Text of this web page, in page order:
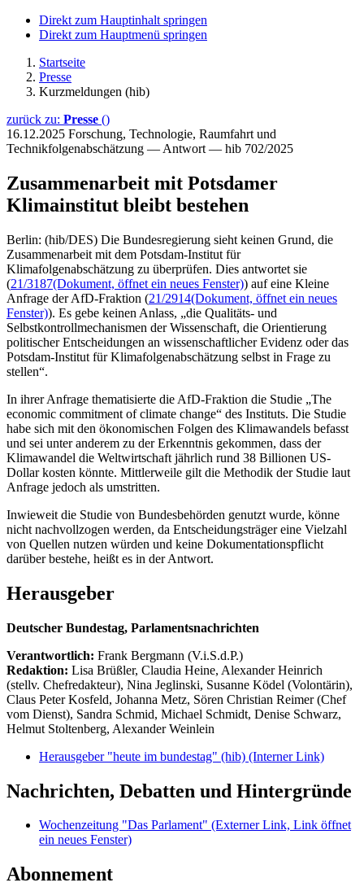
Direkt zum Hauptinhalt springen
Direkt zum Hauptmenü springen
Startseite
Presse
Kurzmeldungen (hib)
zurück zu: Presse ()
16.12.2025 Forschung, Technologie, Raumfahrt und
Technikfolgenabschätzung — Antwort — hib 702/2025
Zusammenarbeit mit Potsdamer
Klimainstitut bleibt bestehen
Berlin: (hib/DES) Die Bundesregierung sieht keinen Grund, die
Zusammenarbeit mit dem Potsdam-Institut für
Klimafolgenabschätzung zu überprüfen. Dies antwortet sie
(21/3187(Dokument, öffnet ein neues Fenster)) auf eine Kleine
Anfrage der AfD-Fraktion (21/2914(Dokument, öffnet ein neues
Fenster)). Es gebe keinen Anlass, „die Qualitäts- und
Selbstkontrollmechanismen der Wissenschaft, die Orientierung
politischer Entscheidungen an wissenschaftlicher Evidenz oder das
Potsdam-Institut für Klimafolgenabschätzung selbst in Frage zu
stellen“.
In ihrer Anfrage thematisierte die AfD-Fraktion die Studie „The
economic commitment of climate change“ des Instituts. Die Studie
habe sich mit den ökonomischen Folgen des Klimawandels befasst
und sei unter anderem zu der Erkenntnis gekommen, dass der
Klimawandel die Weltwirtschaft jährlich rund 38 Billionen US-
Dollar kosten könnte. Mittlerweile gilt die Methodik der Studie laut
Anfrage jedoch als umstritten.
Inwieweit die Studie von Bundesbehörden genutzt wurde, könne
nicht nachvollzogen werden, da Entscheidungsträger eine Vielzahl
von Quellen nutzen würden und keine Dokumentationspflicht
darüber bestehe, heißt es in der Antwort.
Herausgeber
Deutscher Bundestag, Parlamentsnachrichten
Verantwortlich: Frank Bergmann (V.i.S.d.P.)
Redaktion: Lisa Brüßler, Claudia Heine, Alexander Heinrich
(stellv. Chefredakteur), Nina Jeglinski, Susanne Ködel (Volontärin),
Claus Peter Kosfeld, Johanna Metz, Sören Christian Reimer (Chef
vom Dienst), Sandra Schmid, Michael Schmidt, Denise Schwarz,
Helmut Stoltenberg, Alexander Weinlein
Herausgeber "heute im bundestag" (hib) (Interner Link)
Nachrichten, Debatten und Hintergründe
Wochenzeitung "Das Parlament" (Externer Link, Link öffnet
ein neues Fenster)
Abonnement